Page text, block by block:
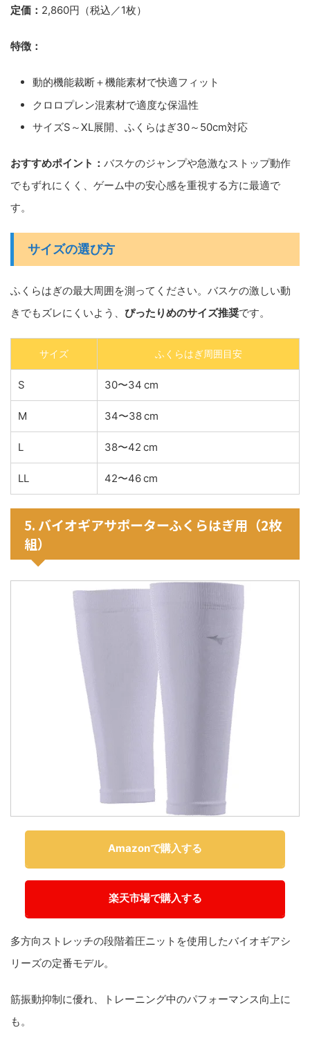
定価： 2,860円（税込／1枚）
特徴：
動的機能裁断＋機能素材で快適フィット
クロロプレン混素材で適度な保温性
サイズS～XL展開、ふくらはぎ30～50cm対応
おすすめポイント： バスケのジャンプや急激なストップ動作
でもずれにくく、ゲーム中の安心感を重視する方に最適で
す。
サイズの選び方
ふくらはぎの最大周囲を測ってください。バスケの激しい動
きでもズレにくいよう、 ぴったりめのサイズ推奨です。
サイズ ふくらはぎ周囲目安
S 30〜34 cm
M 34〜38 cm
L 38〜42 cm
LL 42〜46 cm
5. バイオギアサポーターふくらはぎ用（2枚
組）
Amazonで購入する
楽天市場で購入する
多方向ストレッチの段階着圧ニットを使用したバイオギアシ
リーズの定番モデル。
筋振動抑制に優れ、トレーニング中のパフォーマンス向上に
も。